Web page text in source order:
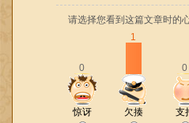
请选择您看到这篇文章时的
0
1
0
惊讶 欠揍 支